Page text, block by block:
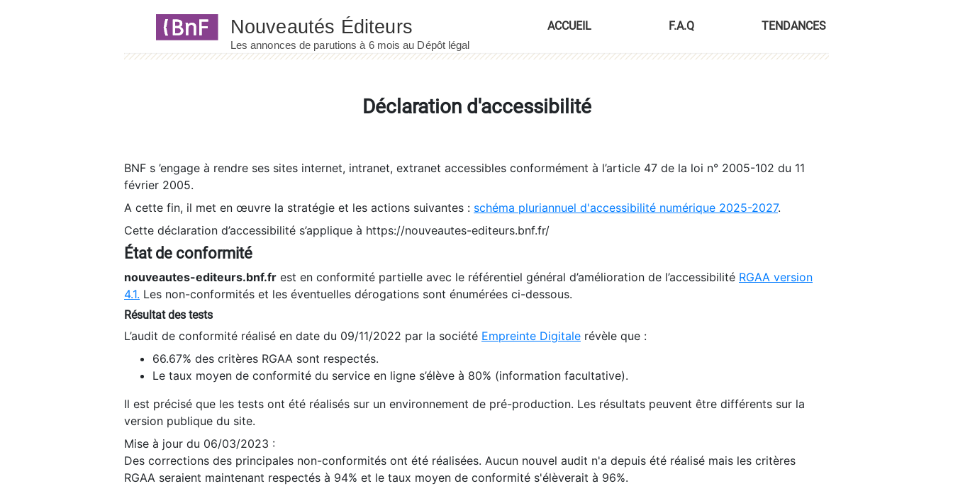
ACCUEIL F.A.Q TENDANCES
Déclaration d'accessibilité
BNF s ’engage à rendre ses sites internet, intranet, extranet accessibles conformément à l’article 47 de la loi n° 2005-102 du 11
février 2005.
A cette fin, il met en œuvre la stratégie et les actions suivantes : schéma pluriannuel d'accessibilité numérique 2025-2027.
Cette déclaration d’accessibilité s’applique à https://nouveautes-editeurs.bnf.fr/
État de conformité
nouveautes-editeurs.bnf.fr est en conformité partielle avec le référentiel général d’amélioration de l’accessibilité RGAA version
4.1. Les non-conformités et les éventuelles dérogations sont énumérées ci-dessous.
Résultat des tests
L’audit de conformité réalisé en date du 09/11/2022 par la société Empreinte Digitale révèle que :
66.67% des critères RGAA sont respectés.
Le taux moyen de conformité du service en ligne s’élève à 80% (information facultative).
Il est précisé que les tests ont été réalisés sur un environnement de pré-production. Les résultats peuvent être différents sur la
version publique du site.
Mise à jour du 06/03/2023 :
Des corrections des principales non-conformités ont été réalisées. Aucun nouvel audit n'a depuis été réalisé mais les critères
RGAA seraient maintenant respectés à 94% et le taux moyen de conformité s'élèverait à 96%.